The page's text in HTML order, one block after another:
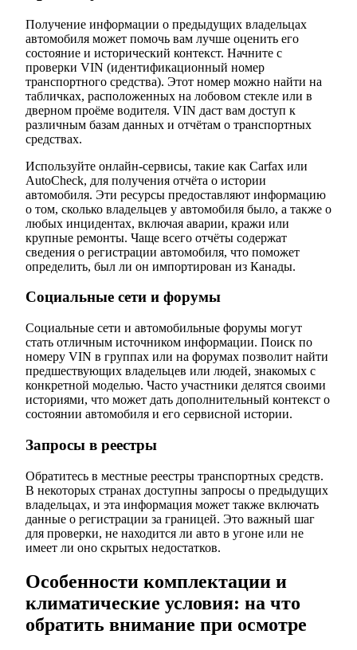
Получение информации о предыдущих владельцах
автомобиля может помочь вам лучше оценить его
состояние и исторический контекст. Начните с
проверки VIN (идентификационный номер
транспортного средства). Этот номер можно найти на
табличках, расположенных на лобовом стекле или в
дверном проёме водителя. VIN даст вам доступ к
различным базам данных и отчётам о транспортных
средствах.
Используйте онлайн-сервисы, такие как Carfax или
AutoCheck, для получения отчёта о истории
автомобиля. Эти ресурсы предоставляют информацию
о том, сколько владельцев у автомобиля было, а также о
любых инцидентах, включая аварии, кражи или
крупные ремонты. Чаще всего отчёты содержат
сведения о регистрации автомобиля, что поможет
определить, был ли он импортирован из Канады.
Социальные сети и форумы
Социальные сети и автомобильные форумы могут
стать отличным источником информации. Поиск по
номеру VIN в группах или на форумах позволит найти
предшествующих владельцев или людей, знакомых с
конкретной моделью. Часто участники делятся своими
историями, что может дать дополнительный контекст о
состоянии автомобиля и его сервисной истории.
Запросы в реестры
Обратитесь в местные реестры транспортных средств.
В некоторых странах доступны запросы о предыдущих
владельцах, и эта информация может также включать
данные о регистрации за границей. Это важный шаг
для проверки, не находится ли авто в угоне или не
имеет ли оно скрытых недостатков.
Особенности комплектации и
климатические условия: на что
обратить внимание при осмотре